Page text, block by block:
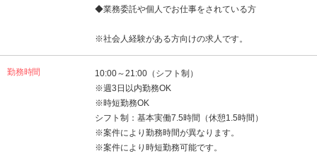
◆業務委託や個人でお仕事をされている方
※社会人経験がある方向けの求人です。
勤務時間
10:00～21:00（シフト制）
※週3日以内勤務OK
※時短勤務OK
シフト制：基本実働7.5時間（休憩1.5時間）
※案件により勤務時間が異なります。
※案件により時短勤務可能です。